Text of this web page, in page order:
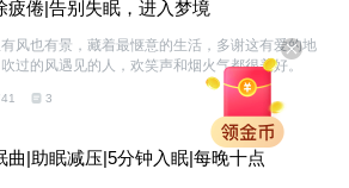
疲倦|告别失眠，进入梦境
风也有景，藏着最惬意的生活，多谢这有爱的地
过的风遇见的人，欢笑声和烟火气都很美好。
3
曲|助眠减压|5分钟入眠|每晚十点